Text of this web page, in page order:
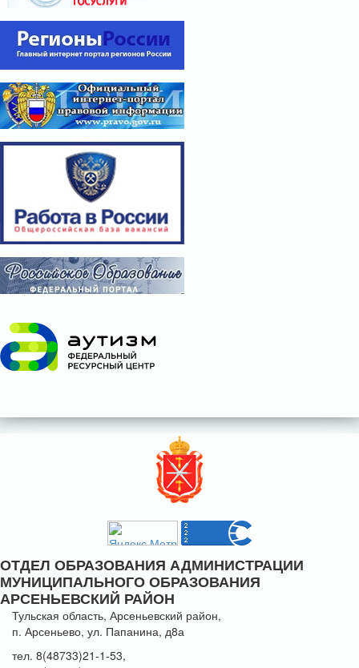
ОТДЕЛ ОБРАЗОВАНИЯ АДМИНИСТРАЦИИ
МУНИЦИПАЛЬНОГО ОБРАЗОВАНИЯ
АРСЕНЬЕВСКИЙ РАЙОН
Тульская область, Арсеньевский район,
п. Арсеньево, ул. Папанина, д8а
тел. 8(48733)21-1-53,